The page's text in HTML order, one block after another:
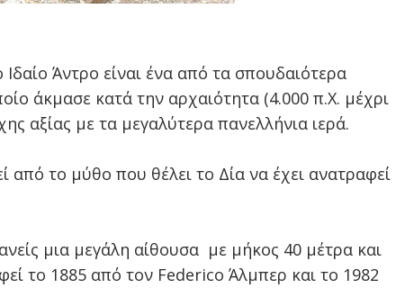
Άντρο είναι ένα από τα σπουδαιότερα
άκμασε κατά την αρχαιότητα (4.000 π.Χ. μέχρι
αξίας με τα μεγαλύτερα πανελλήνια ιερά.
από το μύθο που θέλει το Δία να έχει ανατραφεί
μια μεγάλη αίθουσα με μήκος 40 μέτρα και
το 1885 από τον Federico Άλμπερ και το 1982